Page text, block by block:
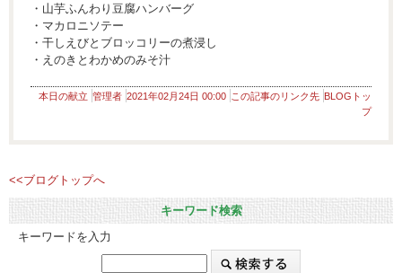
・山芋ふんわり豆腐ハンバーグ
・マカロニソテー
・干しえびとブロッコリーの煮浸し
・えのきとわかめのみそ汁
本日の献立 管理者 2021年02月24日 00:00 この記事のリンク先 BLOGトッ
プ
<<ブログトップへ
キーワード検索
キーワードを入力